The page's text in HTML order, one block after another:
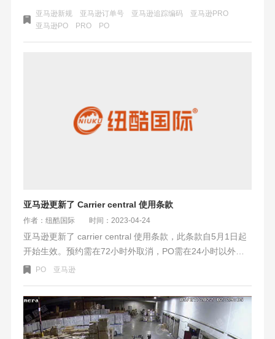
PO（Purchase Order）号，表示亚马逊所下的采购订单。
在卖家处理订单时，需要输入这个PO号，以保证订单信息的
准确性。亚马逊PRO是“追踪编码（Progressive Number
亚马逊新规 亚马逊订单号 亚马逊追踪编码
亚马逊PRO
亚马逊PO
PRO PO
亚马逊更新了 Carrier central 使用条款
作者：纽酷国际 时间：2023-04-24
亚马逊更新了 carrier central 使用条款，此条款自5月1日起
开始生效。预约需在72小时外取消，PO需在24小时以外修
改，否则算defect。出勤defect需在5%以下，不得高于
PO 亚马逊